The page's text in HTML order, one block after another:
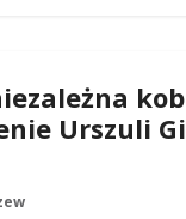
Urszuli